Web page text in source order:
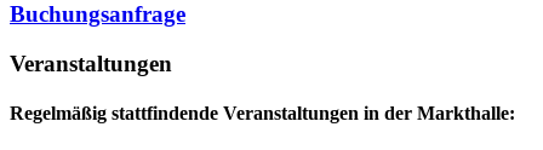
Buchungsanfrage
Veranstaltungen
Regelmäßig stattfindende Veranstaltungen in der Markthalle: